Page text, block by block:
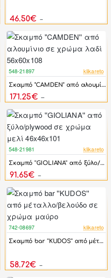
46.50€
-44%
548-21897 klikareto
Σκαμπό "CAMDEN'' από αλουμίνιο σε χρώμα λαδί 56x60x108
171.25€
-44%
548-21981 klikareto
Σκαμπό ''GIOLIANA'' από ξύλο/plywood σε χρώμα μελί 46x46x101
91.65€
-17%
742-08697 klikareto
Σκαμπό bar ''KUDOS'' από μέταλλο/βελούδο σε χρώμα μαύρο
58.72€